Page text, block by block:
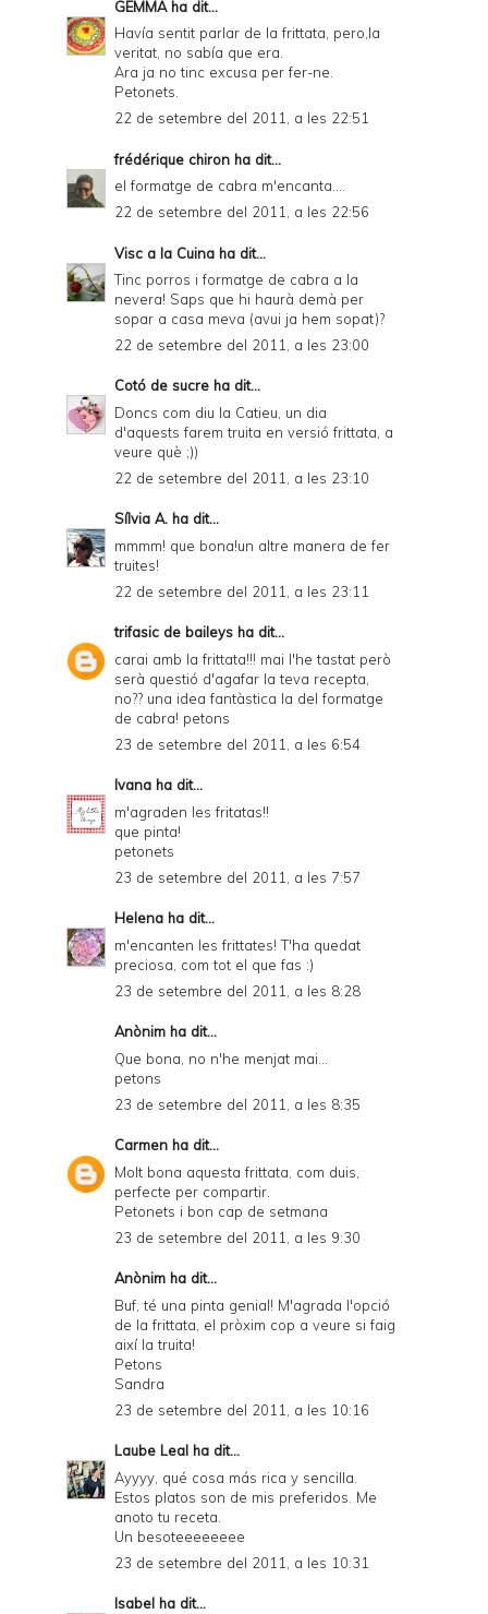
GEMMAha dit...
Havía sentit parlar de la frittata, pero,la
veritat, no sabía que era.
Ara ja no tinc excusa per fer-ne.
Petonets.
22 de setembre del 2011, a les 22:51
frédérique chiron ha dit...
el formatge de cabra m'encanta....
22 de setembre del 2011, a les 22:56
Visc a la Cuina ha dit...
Tinc porros i formatge de cabra a la
nevera! Saps que hi haurà demà per
sopar a casa meva (avui ja hem sopat)?
22 de setembre del 2011, a les 23:00
Cotó de sucre ha dit...
Doncs com diu la Catieu, un dia
d'aquests farem truita en versió frittata, a
veure què ;))
22 de setembre del 2011, a les 23:10
Sílvia A. ha dit...
mmmm! que bona!un altre manera de fer
truites!
22 de setembre del 2011, a les 23:11
trifasic de baileys ha dit...
carai amb la frittata!!! mai l'he tastat però
serà questió d'agafar la teva recepta,
no?? una idea fantàstica la del formatge
de cabra! petons
23 de setembre del 2011, a les 6:54
Ivana ha dit...
m'agraden les fritatas!!
que pinta!
petonets
23 de setembre del 2011, a les 7:57
Helena ha dit...
m'encanten les frittates! T'ha quedat
preciosa, com tot el que fas :)
23 de setembre del 2011, a les 8:28
Anònim ha dit...
Que bona, no n'he menjat mai...
petons
23 de setembre del 2011, a les 8:35
Carmen ha dit...
Molt bona aquesta frittata, com duis,
perfecte per compartir.
Petonets i bon cap de setmana
23 de setembre del 2011, a les 9:30
Anònim ha dit...
Buf, té una pinta genial! M'agrada l'opció
de la frittata, el pròxim cop a veure si faig
així la truita!
Petons
Sandra
23 de setembre del 2011, a les 10:16
Laube Leal ha dit...
Ayyyy, qué cosa más rica y sencilla.
Estos platos son de mis preferidos. Me
anoto tu receta.
Un besoteeeeeeee
23 de setembre del 2011, a les 10:31
Isabel ha dit...